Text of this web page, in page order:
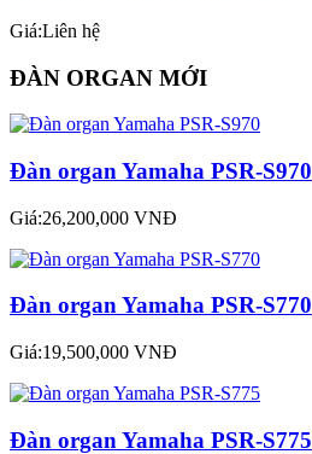
Giá:Liên hệ
ĐÀN ORGAN MỚI
Đàn organ Yamaha PSR-S970
Giá:26,200,000 VNĐ
Đàn organ Yamaha PSR-S770
Giá:19,500,000 VNĐ
Đàn organ Yamaha PSR-S775